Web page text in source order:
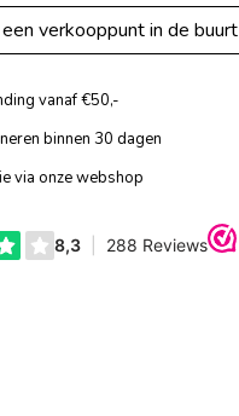
verkooppunt in de buurt
vanaf €50,-
binnen 30 dagen
via onze webshop